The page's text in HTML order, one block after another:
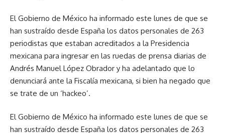
El Gobierno de México ha informado este lunes de que se
han sustraído desde España los datos personales de 263
periodistas que estaban acreditados a la Presidencia
mexicana para ingresar en las ruedas de prensa diarias de
Andrés Manuel López Obrador y ha adelantado que lo
denunciará ante la Fiscalía mexicana, si bien ha negado que
se trate de un ‘hackeo’.
El Gobierno de México ha informado este lunes de que se
han sustraído desde España los datos personales de 263